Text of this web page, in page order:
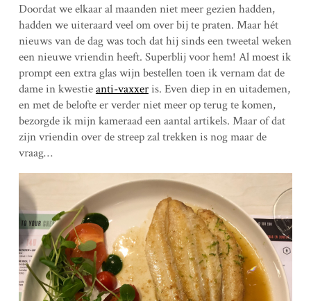
Doordat we elkaar al maanden niet meer gezien hadden,
hadden we uiteraard veel om over bij te praten. Maar hét
nieuws van de dag was toch dat hij sinds een tweetal weken
een nieuwe vriendin heeft. Superblij voor hem! Al moest ik
prompt een extra glas wijn bestellen toen ik vernam dat de
dame in kwestieanti-vaxxeris. Even diep in en uitademen,
en met de belofte er verder niet meer op terug te komen,
bezorgde ik mijn kameraad een aantal artikels. Maar of dat
zijn vriendin over de streep zal trekken is nog maar de
vraag…